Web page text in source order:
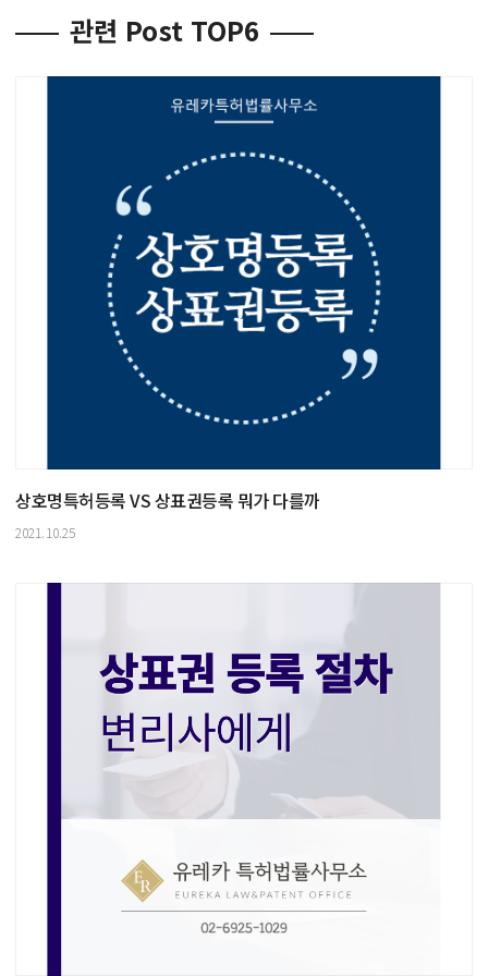
관련 Post TOP6
상호명특허등록 VS 상표권등록 뭐가 다를까
2021.10.25